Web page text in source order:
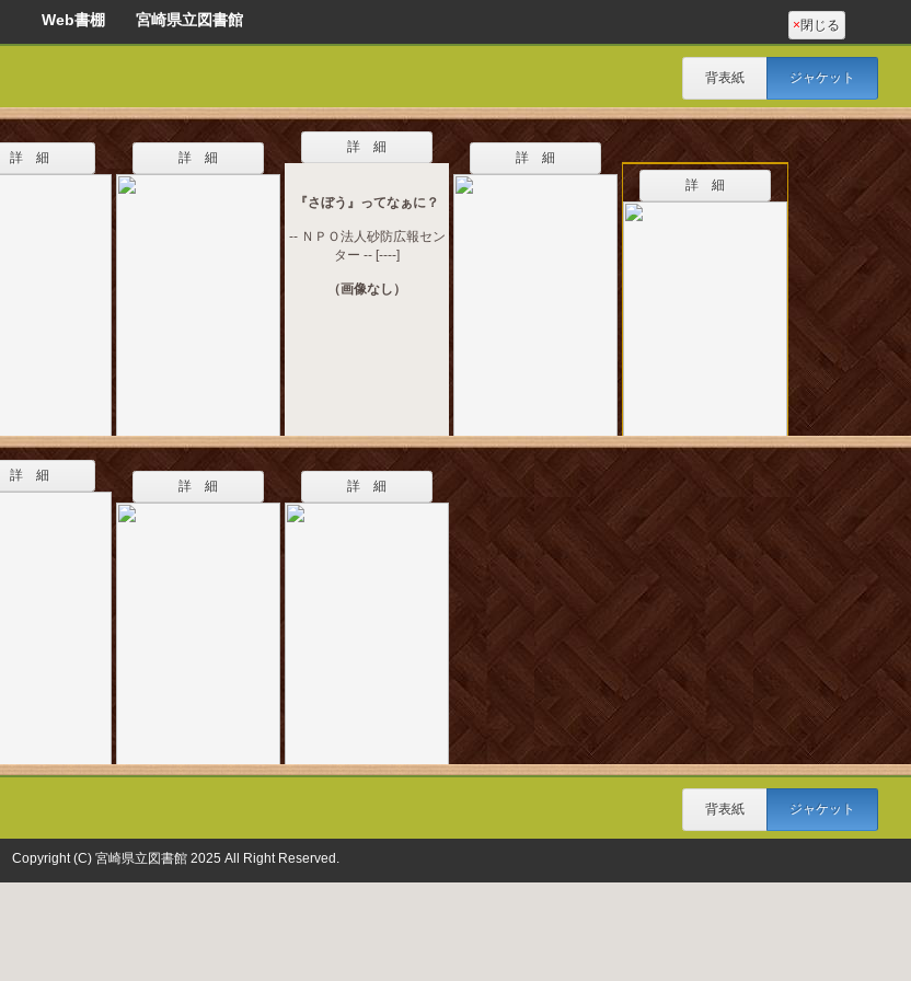
Web書棚 宮崎県立図書館 ×閉じる
背表紙 ジャケット
詳 細 詳 細
詳 細
『さぼう』ってなぁに？
-- ＮＰＯ法人砂防広報セン
ター -- [----]
（画像なし）
詳 細
詳 細
詳 細
詳 細 詳 細
背表紙 ジャケット
Copyright (C) 宮崎県立図書館 2025 All Right Reserved.